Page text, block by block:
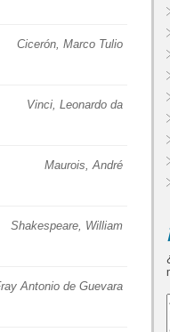
Cicerón, Marco Tulio
Vinci, Leonardo da
Maurois, André
Shakespeare, William
Antonio de Guevara